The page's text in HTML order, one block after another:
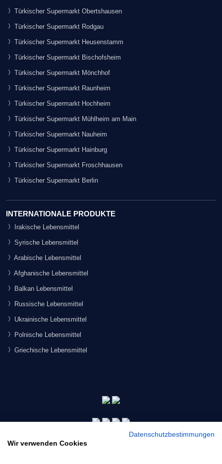
Türkischer Supermarkt Obertshausen
Türkischer Supermarkt Rodgau
Türkischer Supermarkt Heusenstamm
Türkischer Supermarkt Bischofsheim
Türkischer Supermarkt Mönchhof
Türkischer Supermarkt Raunheim
Türkischer Supermarkt Hochheim
Türkischer Supermarkt Mühlheim am Main
Türkischer Supermarkt Nauheim
Türkischer Supermarkt Hainburg
Türkischer Supermarkt Froschhausen
Türkischer Supermarkt Berlin
INTERNATIONALE PRODUKTE
Irakische Lebensmittel
Syrische Lebensmittel
Arabische Lebensmittel
Afghanische Lebensmittel
Balkan Lebensmittel
Russische Lebensmittel
Ukrainische Lebensmittel
Polnische Lebensmittel
Griechische Lebensmittel
Datenschutzbestimmungen
Wir verwenden Cookies